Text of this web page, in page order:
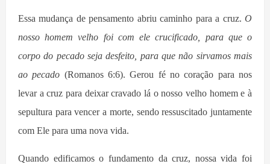
Essa mudança de pensamento abriu caminho para a cruz. O
nosso homem velho foi com ele crucificado, para que o
corpo do pecado seja desfeito, para que não sirvamos mais
ao pecado (Romanos 6:6). Gerou fé no coração para nos
levar a cruz para deixar cravado lá o nosso velho homem e à
sepultura para vencer a morte, sendo ressuscitado juntamente
com Ele para uma nova vida.
Quando edificamos o fundamento da cruz, nossa vida foi